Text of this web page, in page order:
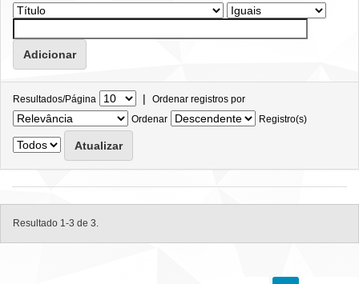
Resultados/Página | Ordenar registros por
Ordenar
Registro(s)
Resultado 1-3 de 3.